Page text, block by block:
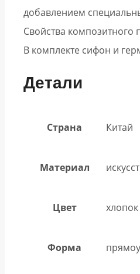
добавлением
Свойства композитного
В комплекте сифон и
Детали
Страна Китай
Материал
Цвет хлопок
Форма